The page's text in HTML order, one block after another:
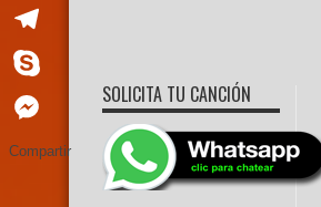
SOLICITA TU CANCIÓN
WhatsApp
Telegram
Skype
Messenger
Compartir